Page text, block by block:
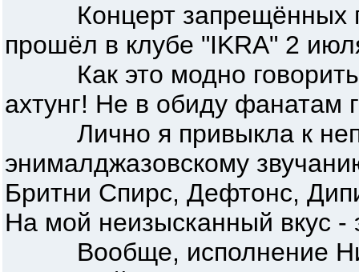
Концерт запрещённых
прошёл в клубе "IKRA" 2
Как это модно говорить
ахтунг! Не в обиду фанатам
Лично я привыкла к
энималджазовскому
Бритни Спирс, Дефтонс,
На мой неизысканный вкус -
Вообще, исполнение